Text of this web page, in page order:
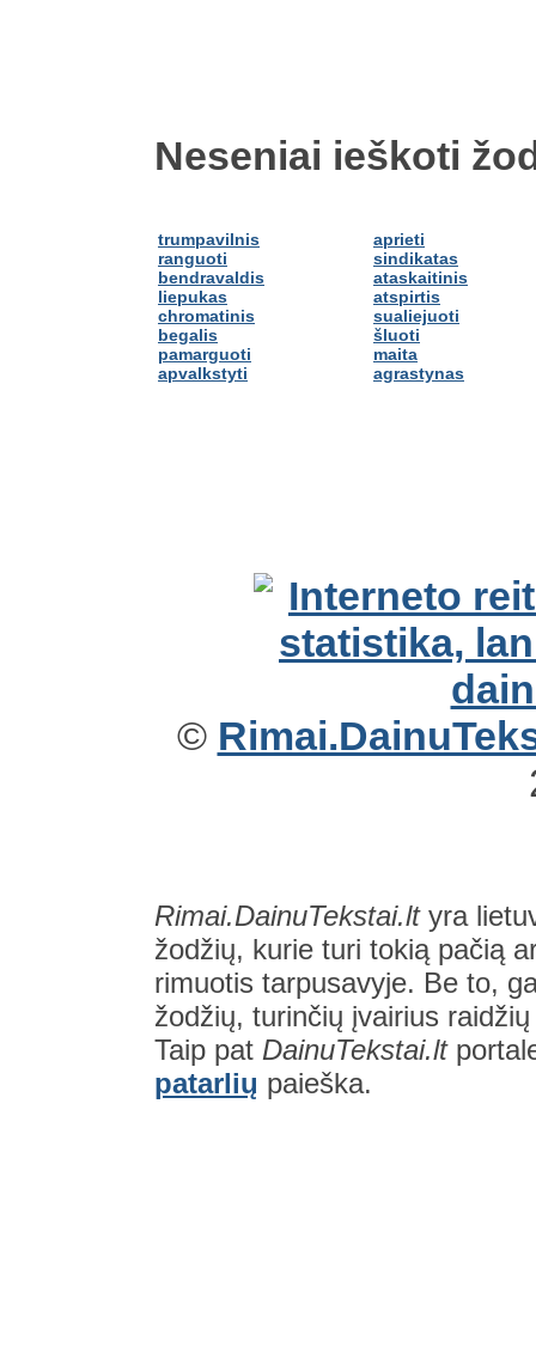
Neseniai ieškoti
trumpavilnis
ranguoti
bendravaldis
liepukas
chromatinis
begalis
pamarguoti
apvalkstyti
aprieti
sindikatas
ataskaitinis
atspirtis
sualiejuoti
šluoti
maita
agrastynas
©
Rimai.DainuTekstai.ltyra
žodžių, kurie turi tokią pačią
rimuotis tarpusavyje. Be to,
žodžių, turinčių įvairius
Taip pat DainuTekstai.lt
patarlių paieška.